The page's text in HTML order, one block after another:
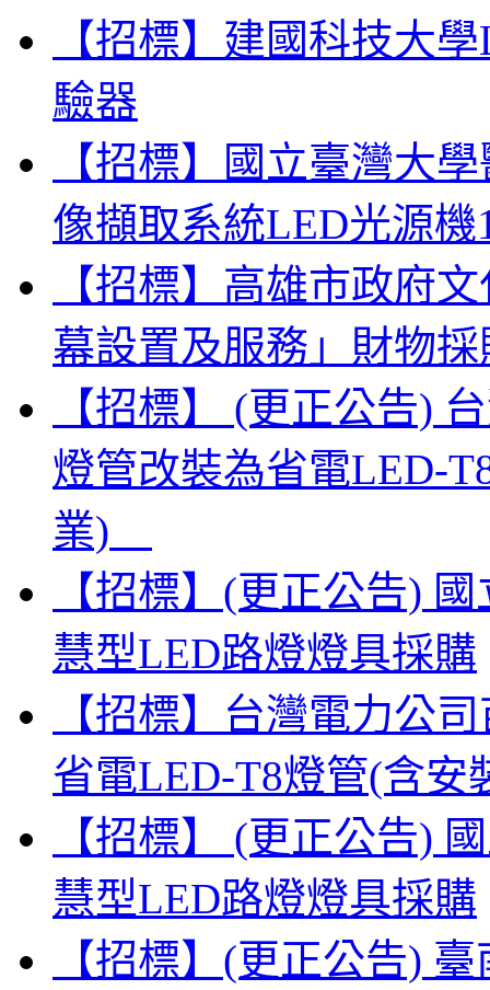
【招標】建國科技大
驗器
【招標】國立臺灣大
像擷取系統LED光源機
【招標】高雄市政府
幕設置及服務」財物採
【招標】 (更正公告)
燈管改裝為省電LED-
業)
【招標】(更正公告)
慧型LED路燈燈具採購
【招標】台灣電力公
省電LED-T8燈管(含
【招標】 (更正公告)
慧型LED路燈燈具採購
【招標】(更正公告)